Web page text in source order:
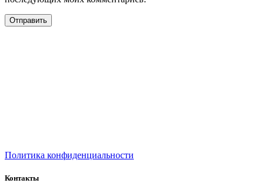
Политика конфиденциальности
Контакты